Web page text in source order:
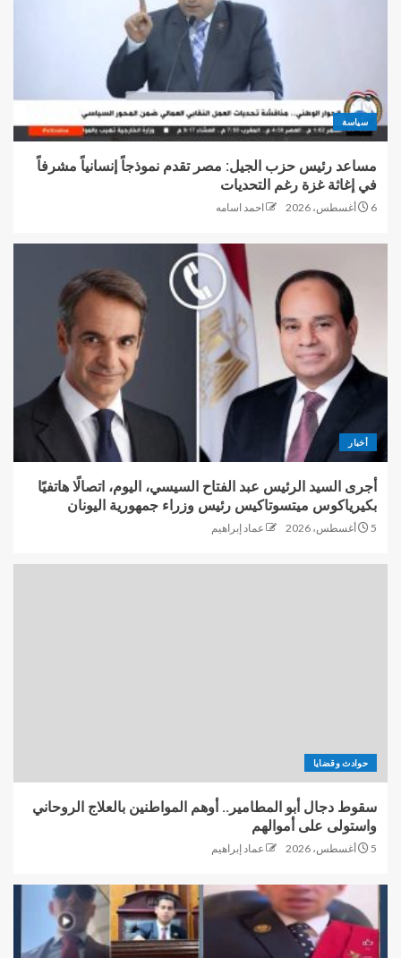
سياسة
مساعد رئيس حزب الجيل: مصر تقدم نموذجاً إنسانياً مشرفاً
في إغاثة غزة رغم التحديات
6 أغسطس، 2026 احمد اسامه
أخبار
أجرى السيد الرئيس عبد الفتاح السيسي، اليوم، اتصالًا هاتفيًا
بكيرياكوس ميتسوتاكيس رئيس وزراء جمهورية اليونان
5 أغسطس، 2026 عماد إبراهيم
حوادث وقضايا
سقوط دجال أبو المطامير.. أوهم المواطنين بالعلاج الروحاني
واستولى على أموالهم
5 أغسطس، 2026 عماد إبراهيم